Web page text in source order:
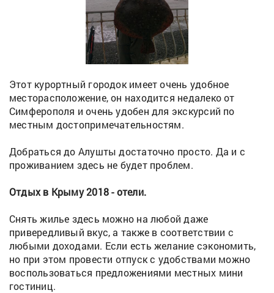
Этот курортный городок имеет очень удобное
месторасположение, он находится недалеко от
Симферополя и очень удобен для экскурсий по
местным достопримечательностям.
Добраться до Алушты достаточно просто. Да и с
проживанием здесь не будет проблем.
Отдых в Крыму 2018 - отели.
Снять жилье здесь можно на любой даже
привередливый вкус, а также в соответствии с
любыми доходами. Если есть желание сэкономить,
но при этом провести отпуск с удобствами можно
воспользоваться предложениями местных мини
гостиниц.